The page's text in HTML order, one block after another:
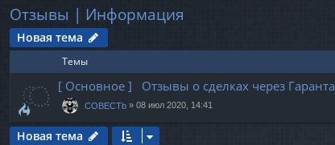
Отзывы | Информация
Новая тема
Темы
[ Основное ] Отзывы о сделках через Гаранта
COBECTb » 08 июл 2020, 14:41
Новая тема